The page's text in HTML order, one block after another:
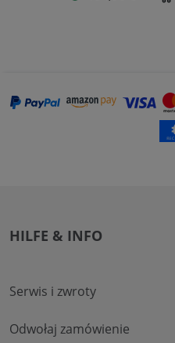
HILFE & INFO
Serwis i zwroty
Odwołaj zamówienie